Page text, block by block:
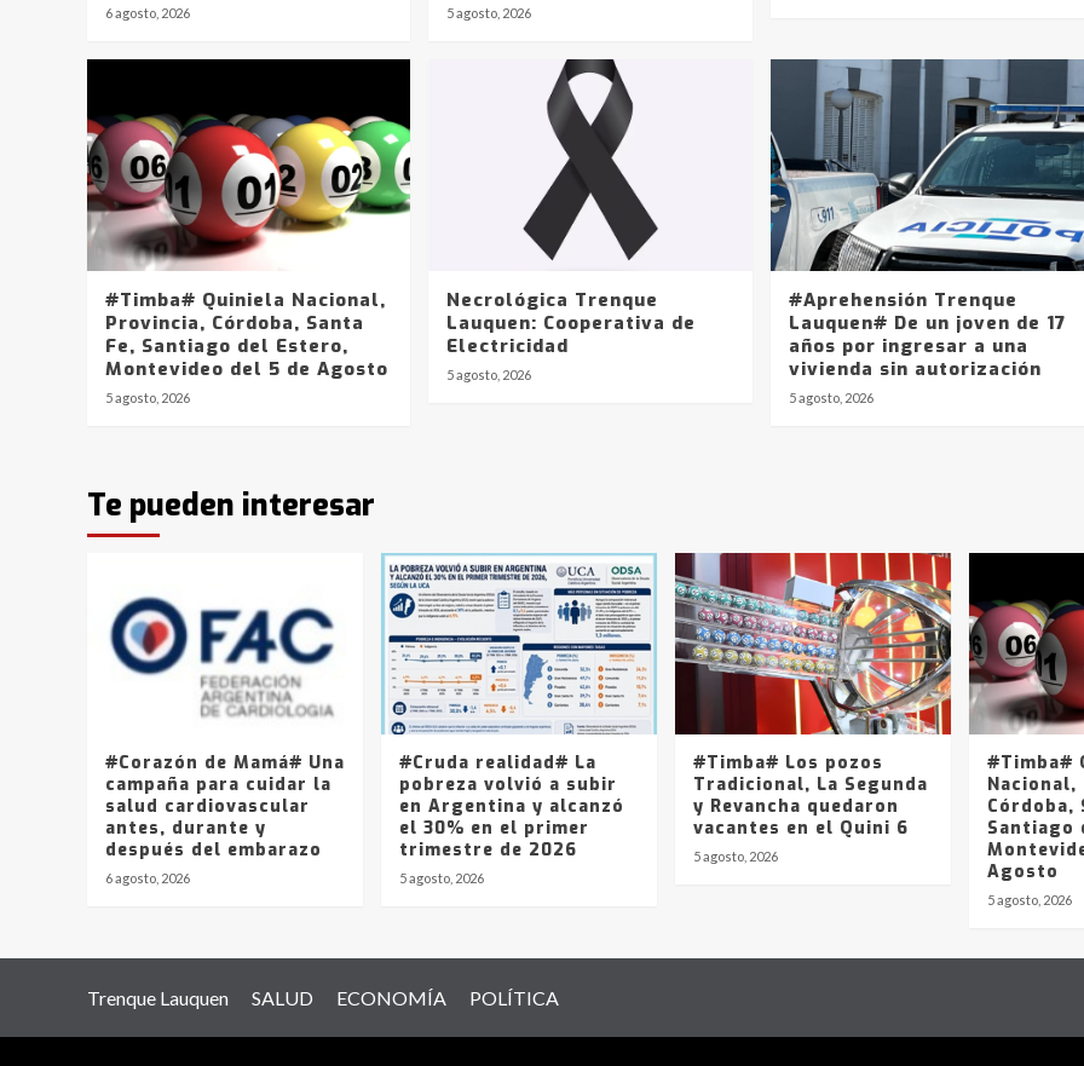
6 agosto, 2026 5 agosto, 2026
#Timba# Quiniela Nacional,
Provincia, Córdoba, Santa
Fe, Santiago del Estero,
Montevideo del 5 de Agosto
5 agosto, 2026
Necrológica Trenque
Lauquen: Cooperativa de
Electricidad
5 agosto, 2026
#Aprehensión Trenque
Lauquen# De un joven de 17
años por ingresar a una
vivienda sin autorización
5 agosto, 2026
Te pueden interesar
#Corazón de Mamá# Una
campaña para cuidar la
salud cardiovascular
antes, durante y
después del embarazo
6 agosto, 2026
#Cruda realidad# La
pobreza volvió a subir
en Argentina y alcanzó
el 30% en el primer
trimestre de 2026
5 agosto, 2026
#Timba# Los pozos
Tradicional, La Segunda
y Revancha quedaron
vacantes en el Quini 6
5 agosto, 2026
#Timba#
Nacional,
Córdoba,
Santiago
Agosto
5 agosto, 2026
Trenque Lauquen SALUD ECONOMÍA POLÍTICA